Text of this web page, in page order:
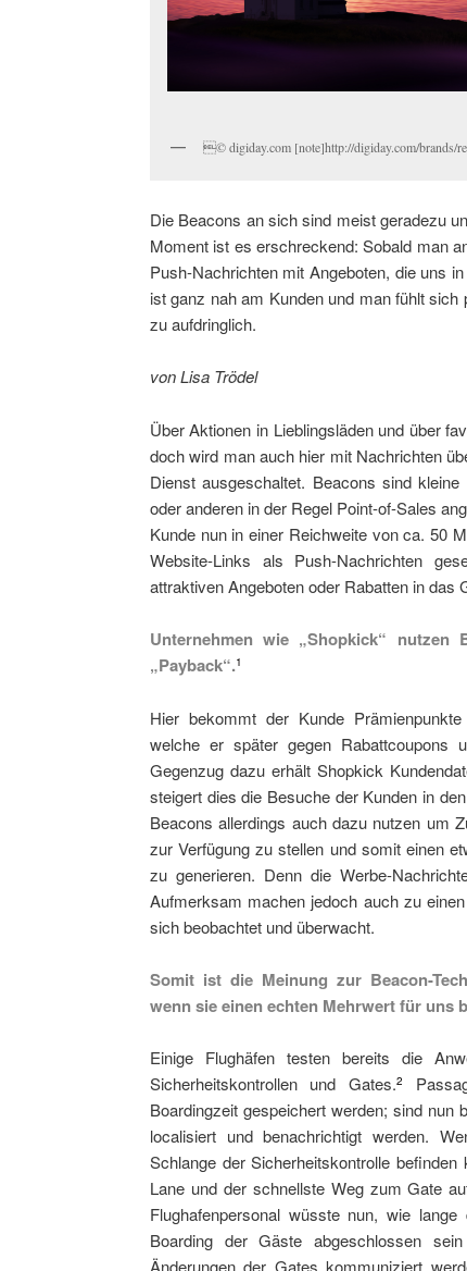
© digiday.com [note]http://digiday.com/brands/
Die Beacons an sich sind meist geradezu
Moment ist es erschreckend: Sobald man
Push-Nachrichten mit Angeboten, die uns
ist ganz nah am Kunden und man fühlt
zu aufdringlich.
von Lisa Trödel
Über Aktionen in Lieblingsläden und über
doch wird man auch hier mit Nachrichten
Dienst ausgeschaltet. Beacons sind
oder anderen in der Regel Point-of-Sales
Kunde nun in einer Reichweite von ca. 50
Website-Links als Push-Nachrichten
attraktiven Angeboten oder Rabatten in das
Unternehmen wie „Shopkick“ nutzen
„Payback“.1
Hier bekommt der Kunde
welche er später gegen Rabattcoupons
Gegenzug dazu erhält Shopkick
steigert dies die Besuche der Kunden in
Beacons allerdings auch dazu nutzen um
zur Verfügung zu stellen und somit einen
zu generieren. Denn die Werbe-
Aufmerksam machen jedoch auch zu
sich beobachtet und überwacht.
Somit ist die Meinung zur Beacon-
wenn sie einen echten Mehrwert für uns
Einige Flughäfen testen bereits die
Sicherheitskontrollen und Gates.2
Boardingzeit gespeichert werden; sind
localisiert und benachrichtigt werden.
Schlange der Sicherheitskontrolle
Lane und der schnellste Weg zum Gate
Flughafenpersonal wüsste nun, wie
Boarding der Gäste abgeschlossen